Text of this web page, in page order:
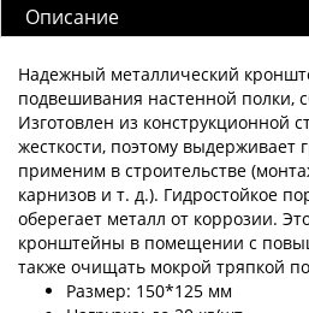
Описание
Надежный металлический
подвешивания настенной полки,
Изготовлен из конструкционной
жесткости, поэтому выдерживает
применим в строительстве
карнизов и т. д.). Гидростойкое
оберегает металл от коррозии.
кронштейны в помещении с
также очищать мокрой тряпкой
Размер: 150*125 мм